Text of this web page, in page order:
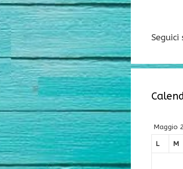
Seguici
Maggio
L
M